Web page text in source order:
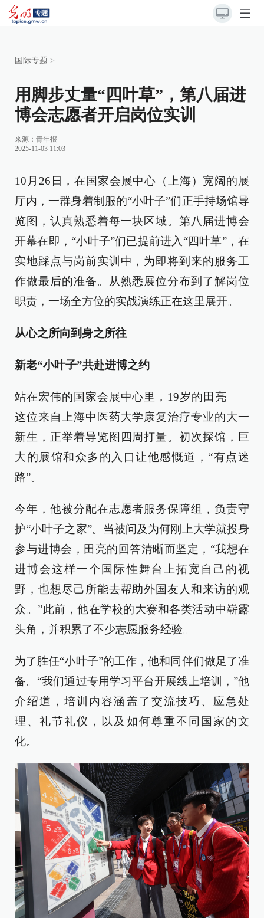
国际专题 >
用脚步丈量“四叶草”，第八届进
博会志愿者开启岗位实训
来源： 青年报
2025-11-03 11:03
10月26日，在国家会展中心（上海）宽阔的展
厅内，一群身着制服的“小叶子”们正手持场馆导
览图，认真熟悉着每一块区域。第八届进博会
开幕在即，“小叶子”们已提前进入“四叶草”，在
实地踩点与岗前实训中，为即将到来的服务工
作做最后的准备。从熟悉展位分布到了解岗位
职责，一场全方位的实战演练正在这里展开。
从心之所向到身之所往
新老“小叶子”共赴进博之约
站在宏伟的国家会展中心里，19岁的田亮——
这位来自上海中医药大学康复治疗专业的大一
新生，正举着导览图四周打量。初次探馆，巨
大的展馆和众多的入口让他感慨道，“有点迷
路”。
今年，他被分配在志愿者服务保障组，负责守
护“小叶子之家”。当被问及为何刚上大学就投身
参与进博会，田亮的回答清晰而坚定，“我想在
进博会这样一个国际性舞台上拓宽自己的视
野，也想尽己所能去帮助外国友人和来访的观
众。”此前，他在学校的大赛和各类活动中崭露
头角，并积累了不少志愿服务经验。
为了胜任“小叶子”的工作，他和同伴们做足了准
备。“我们通过专用学习平台开展线上培训，”他
介绍道，培训内容涵盖了交流技巧、应急处
理、礼节礼仪，以及如何尊重不同国家的文
化。